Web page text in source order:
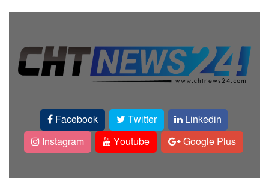
Facebook Twitter
Linkedin
Instagram
Youtube Google Plus